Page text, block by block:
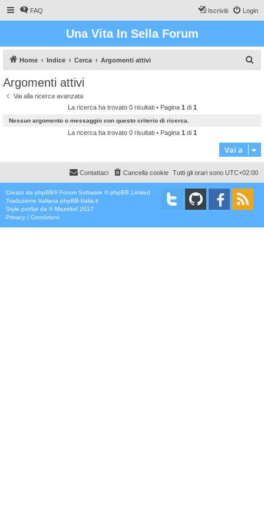
FAQ Login
Iscriviti
Una Vita In Sella Forum
Home Indice Cerca Argomenti attivi
Argomenti attivi
Vai alla ricerca avanzata
La ricerca ha trovato 0 risultati • Pagina 1 di 1
Nessun argomento o messaggio con questo criterio di ricerca.
La ricerca ha trovato 0 risultati • Pagina 1 di 1
Vai a
Tutti gli orari sono UTC+02:00
Cancella cookie
Contattaci
Creato da phpBB® Forum Software © phpBB Limited
Traduzione Italiana phpBB-Italia.it
Style proflat da ©Mazeltof 2017
Privacy | Condizioni